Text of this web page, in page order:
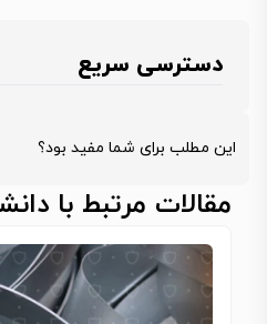
دسترسی سریع
این مطلب برای شما مفید بود؟
مقالات مرتبط با